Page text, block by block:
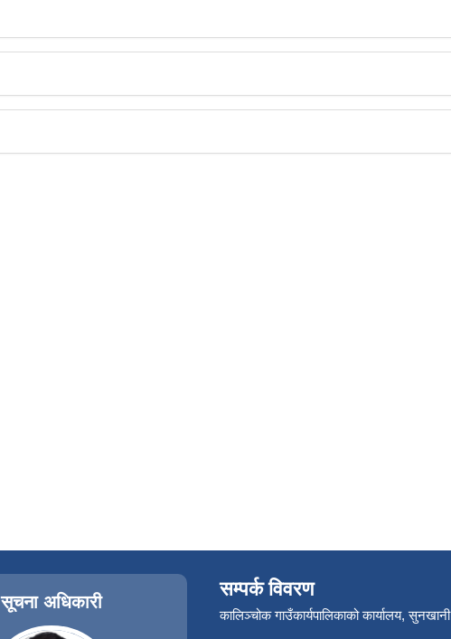
सूचना अधिकारी
सम्पर्क विवरण
कालिञ्चोक गाउँकार्यपालिकाको कार्यालय, सुनखानी